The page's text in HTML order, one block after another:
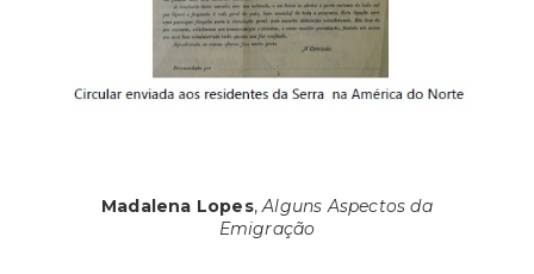
Madalena Lopes,Alguns Aspectos da
Emigração